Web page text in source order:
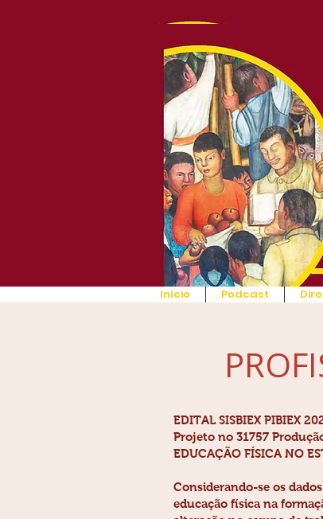
Início Podcast
EDITAL SISBIEX PIBIEX
Projeto no 31757 Produção
EDUCAÇÃO FÍSICA NO
Considerando-se os
educação física na